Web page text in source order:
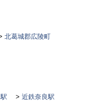
北葛城郡広陵町
近鉄奈良駅